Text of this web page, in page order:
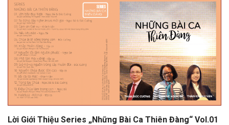
Lời Giới Thiệu Series „Những Bài Ca Thiên Đàng“ Vol.01